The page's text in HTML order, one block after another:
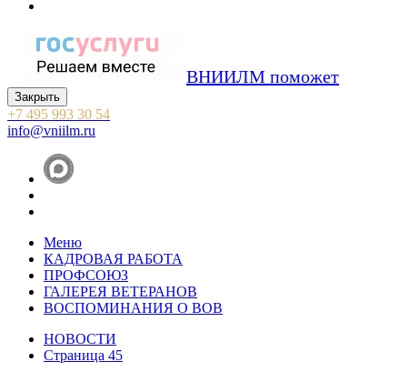
ВНИИЛМ поможет
Закрыть
+7 495 993 30 54
info@vniilm.ru
Меню
КАДРОВАЯ РАБОТА
ПРОФСОЮЗ
ГАЛЕРЕЯ ВЕТЕРАНОВ
ВОСПОМИНАНИЯ О ВОВ
НОВОСТИ
Страница 45